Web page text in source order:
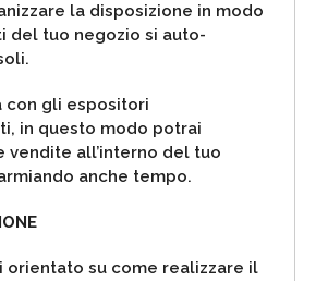
la disposizione in modo
del tuo negozio si auto-
con gli espositori
in questo modo potrai
vendite all’interno del tuo
anche tempo.
orientato su come realizzare il